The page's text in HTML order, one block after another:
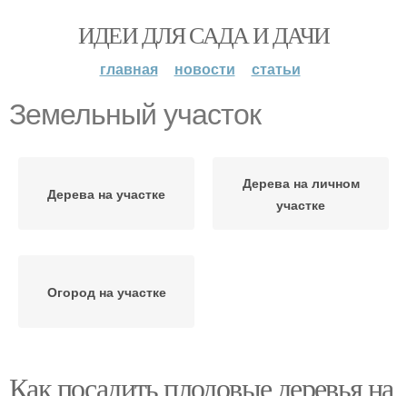
ИДЕИ ДЛЯ САДА И ДАЧИ
главная новости статьи
Земельный участок
Дерева на участке
Дерева на личном
участке
Огород на участке
Как посадить плодовые деревья на